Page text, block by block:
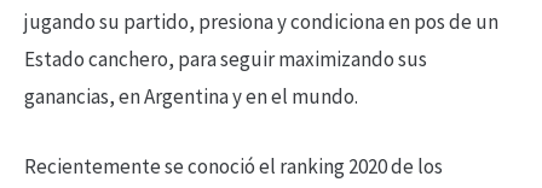
jugando su partido, presiona y condiciona en pos de un
Estado canchero, para seguir maximizando sus
ganancias, en Argentina y en el mundo.
Recientemente se conoció el ranking 2020 de los